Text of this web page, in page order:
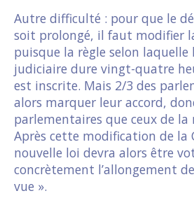
Autre difficulté : pour que le
soit prolongé, il faut modifier
puisque la règle selon laquelle
judiciaire dure vingt-quatre
est inscrite. Mais 2/3 des
alors marquer leur accord,
parlementaires que ceux de
Après cette modification de
nouvelle loi devra alors être
concrètement l’allongement
vue ».